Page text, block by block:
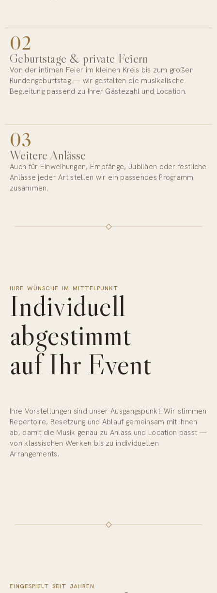
02
Geburtstage & private Feiern
Von der intimen Feier im kleinen Kreis bis zum großen
Rundengeburtstag — wir gestalten die musikalische
Begleitung passend zu Ihrer Gästezahl und Location.
03
Weitere Anlässe
Auch für Einweihungen, Empfänge, Jubiläen oder festliche
Anlässe jeder Art stellen wir ein passendes Programm
zusammen.
IHRE WÜNSCHE IM MITTELPUNKT
Individuell
abgestimmt
auf Ihr Event
Ihre Vorstellungen sind unser Ausgangspunkt: Wir stimmen
Repertoire, Besetzung und Ablauf gemeinsam mit Ihnen
ab, damit die Musik genau zu Anlass und Location passt —
von klassischen Werken bis zu individuellen
Arrangements.
EINGESPIELT SEIT JAHREN